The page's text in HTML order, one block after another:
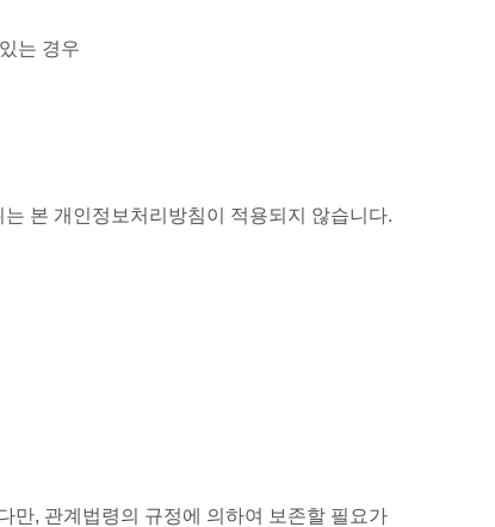
는 경우
본 개인정보처리방침이 적용되지 않습니다.
만, 관계법령의 규정에 의하여 보존할 필요가